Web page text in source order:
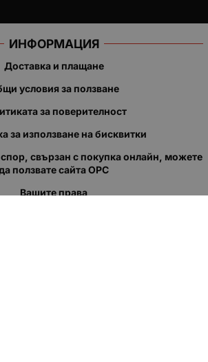
ИНФОРМАЦИЯ
Доставка и плащане
условия за ползване
за поверителност
за използване на бисквитки
свързан с покупка онлайн, можете
ползвате сайта ОРС
Вашите права